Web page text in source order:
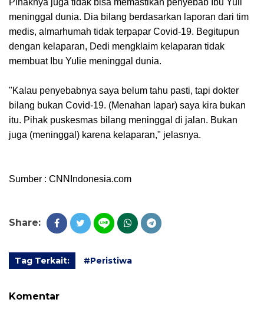
meninggal dunia. Dia bilang berdasarkan laporan dari tim
medis, almarhumah tidak terpapar Covid-19. Begitupun
dengan kelaparan, Dedi mengklaim kelaparan tidak
membuat Ibu Yulie meninggal dunia.
"Kalau penyebabnya saya belum tahu pasti, tapi dokter
bilang bukan Covid-19. (Menahan lapar) saya kira bukan
itu. Pihak puskesmas bilang meninggal di jalan. Bukan
juga (meninggal) karena kelaparan," jelasnya.
Sumber : CNNIndonesia.com
Share:
Tag Terkait: #Peristiwa
Komentar